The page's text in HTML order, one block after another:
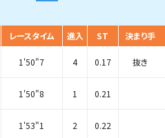
レースタイム 進入 ST 決まり手
1'50"7 4 0.17 抜き
1'50"8 1 0.21
1'53"1 2 0.22